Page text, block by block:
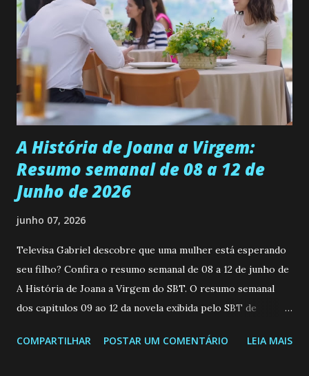
ser a primeira mulher da família a ingressar na
universidade. Ela tem uma personalidade muito alegre, é
muito madura para a idade, determinada, criativa e
empática. Detesta injustiças e é uma ótima amiga. Pode ser
teimosa e muito persistente quando decide fazer algo.
Durante um exame ginecológico, ela é inseminada por eng...
A História de Joana a Virgem:
Resumo semanal de 08 a 12 de
Junho de 2026
junho 07, 2026
Televisa Gabriel descobre que uma mulher está esperando
seu filho? Confira o resumo semanal de 08 a 12 de junho de
A História de Joana a Virgem do SBT. O resumo semanal
dos capitulos 09 ao 12 da novela exibida pelo SBT de
a Programação Semanal do SBT de 08/06/26 a 14/06/26
COMPARTILHAR POSTAR UM COMENTÁRIO LEIA MAIS